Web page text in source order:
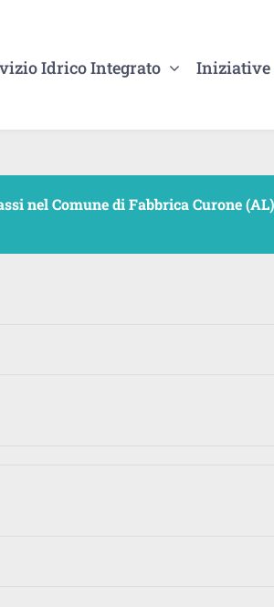
Idrico Integrato Iniziative
nel Comune di Fabbrica Curone